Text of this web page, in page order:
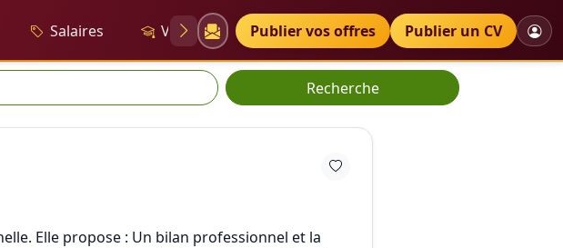
Salaires VAE Diplômes Petites annonces
Publier vos offres Publier un CV
Recherche
Elle propose : Un bilan professionnel et la